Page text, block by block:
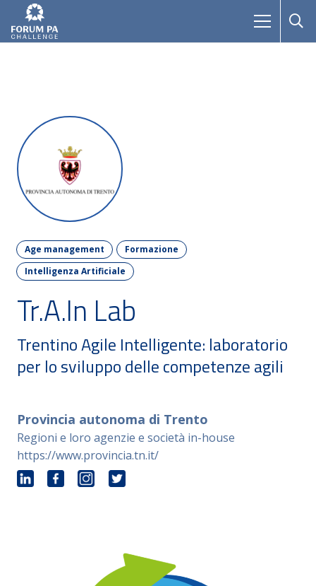
Age management
Formazione
Intelligenza Artificiale
Tr.A.In Lab
Trentino Agile Intelligente: laboratorio
per lo sviluppo delle competenze agili
Provincia autonoma di Trento
Regioni e loro agenzie e società in-house
https://www.provincia.tn.it/